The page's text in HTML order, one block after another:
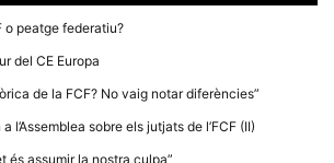
o peatge federatiu?
del CE Europa
de la FCF? No vaig notar diferències”
l’Assemblea sobre els jutjats de l’FCF (II)
és assumir la nostra culpa”